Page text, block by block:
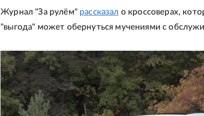
Журнал "За рулём" рассказал о кроссоверах,
"выгода" может обернуться мучениями с